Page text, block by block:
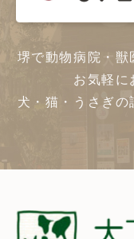
堺で動物病院・
お気軽に
犬・猫・うさぎ